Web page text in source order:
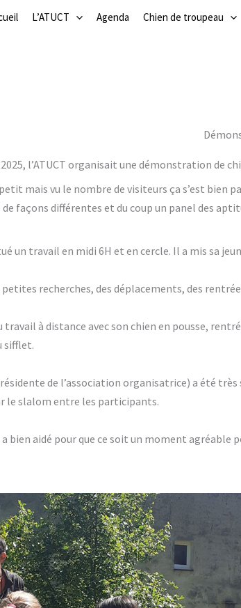
L’ATUCT Agenda Chien de troupeau
l’ATUCT organisait une démonstration de
mais vu le nombre de visiteurs ça s’est bien
façons différentes et du coup un panel des
un travail en midi 6H et en cercle. Il a mis sa
petites recherches, des déplacements, des
travail à distance avec son chien en pousse,
sifflet.
de l’association organisatrice) a été
le slalom entre les participants.
bien aidé pour que ce soit un moment agréable